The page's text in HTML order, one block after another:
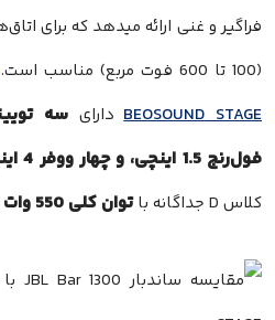
(100 تا 600 فوت مربع) مناسب است.
BEOSOUND STAGEدارای
فول‌رنج 1.5 اینچی، و چهار ووفر 4 اینچی
کلاس D جداگانه با
توان کلی 550 وات